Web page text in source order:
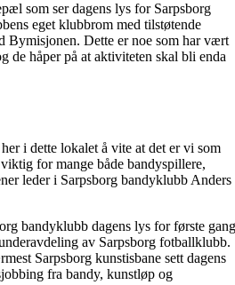
som ser dagens lys for Sarpsborg
eget klubbrom med tilstøtende
Bymisjonen. Dette er noe som har vært
de håper på at aktiviteten skal bli enda
i dette lokalet å vite at det er vi som
for mange både bandyspillere,
leder i Sarpsborg bandyklubb Anders
bandyklubb dagens lys for første
av Sarpsborg fotballklubb.
Sarpsborg kunstisbane sett dagens
fra bandy, kunstløp og